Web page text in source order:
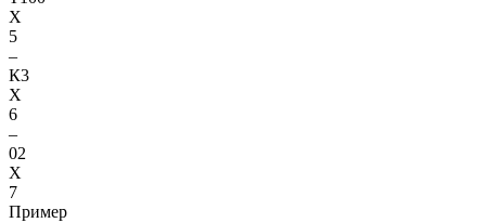
X
5
–
К3
X
6
–
02
X
7
Пример